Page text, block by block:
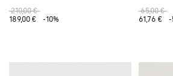
210,00 €
189,00 €
-10%
65,00 €
61,76 €
-